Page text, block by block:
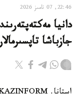
22:46, 07 تامىز 2026
دانيا
جازباشا